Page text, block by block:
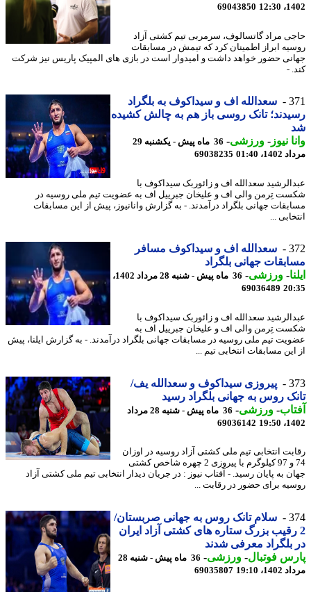
69043850
مراد گاتسالوف، سرمربی تیم کشتی آزاد
ابراز اطمینان کرد که تیمش در مسابقات
حضور خواهد داشت و امیدوار است در بازی های المپیک پاریس نیز شرکت
-
سعدالله اف و سیداکوف به بلگراد
تانک روسی باز هم به چالش کشیده
نیوز-ورزشی-
36 ماه پیش - یکشنبه 29
01:40
69038235
سعدالله اف و زائوربک سیداکوف با
تِرمن والی اف و علیخان جبرییل اف به عضویت تیم ملی روسیه در
جهانی بلگراد درآمدند. - به گزارش وانانیوز، پیش از این مسابقات
...
سعدالله اف و سیداکوف مسافر
جهانی بلگراد
-ورزشی-
36 ماه پیش - شنبه 28 مرداد 1402،
69036489
سعدالله اف و زائوربک سیداکوف با
تِرمن والی اف و علیخان جبرییل اف به
تیم ملی روسیه در مسابقات جهانی بلگراد درآمدند. - به گزارش ایلنا، پیش
مسابقات انتخابی تیم ...
پیروزی سیداکوف و سعدالله یف/
روس به جهانی بلگراد رسید
-ورزشی-
36 ماه پیش - شنبه 28 مرداد
69036142
انتخابی تیم ملی کشتی آزاد روسیه در اوزان
74 و 97 کیلوگرم با پیروزی 2 چهره شاخص کشتی
به پایان رسید. - آفتاب نیوز : در جریان دیدار انتخابی تیم ملی کشتی آزاد
برای حضور در رقابت ...
سلام تانک روس به جهانی صربستان/
رقیب بزرگ ستاره های کشتی آزاد ایران
بلگراد معرفی شدند
فوتبال-ورزشی-
36 ماه پیش - شنبه 28
19:10
69035807